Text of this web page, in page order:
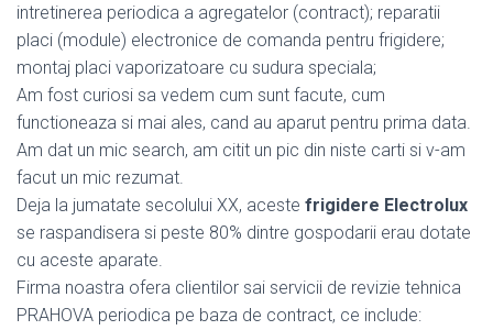
intretinerea periodica a agregatelor (contract); reparatii
placi (module) electronice de comanda pentru frigidere;
montaj placi vaporizatoare cu sudura speciala;
Am fost curiosi sa vedem cum sunt facute, cum
functioneaza si mai ales, cand au aparut pentru prima data.
Am dat un mic search, am citit un pic din niste carti si v-am
facut un mic rezumat.
Deja la jumatate secolului XX, aceste frigidere Electrolux
se raspandisera si peste 80% dintre gospodarii erau dotate
cu aceste aparate.
Firma noastra ofera clientilor sai servicii de revizie tehnica
PRAHOVA periodica pe baza de contract, ce include: